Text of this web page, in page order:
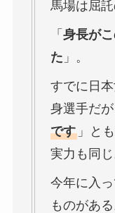
馬場は屈
「 身長が
た 」。
すでに日
身選手だが
です」と
実力も同じ
今年に入
ものがある